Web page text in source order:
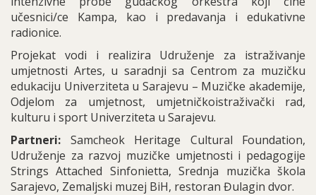
učesnici/ce Kampa, kao i predavanja i edukativne
radionice.
Projekat vodi i realizira Udruženje za istraživanje
umjetnosti Artes, u saradnji sa Centrom za muzičku
edukaciju Univerziteta u Sarajevu – Muzičke akademije,
Odjelom za umjetnost, umjetničkoistraživački rad,
kulturu i sport Univerziteta u Sarajevu.
Partneri: Samcheok Heritage Cultural Foundation,
Udruženje za razvoj muzičke umjetnosti i pedagogije
Strings Attached Sinfonietta, Srednja muzička škola
Sarajevo, Zemaljski muzej BiH, restoran Đulagin dvor.